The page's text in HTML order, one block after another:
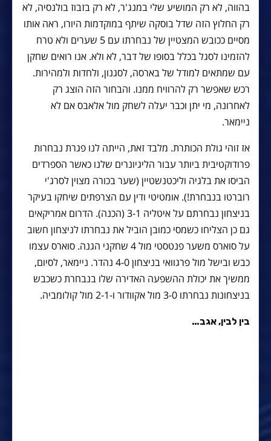
בהווה, לא רק המושיע שלי במנג'ר, לא רק בזבוז בולנסיה, לא
רק החלוץ הזה שדל בוסקה שיתף במוקדמות היורו, ראה אותו
מסיים ככובש המצטיין של נבחרתו עם 5 שערים ולא טרח
להזמינו לסגל בכלל בסופו של דבר, לא ולא. אנו רואים שחקן
עם שמתאים למודל של בארסה, לסגנון, ולחדות ולמהירות.
רכש שאפשר רק להרוויח ממנו. והבחור הזה הוצג רק
לאחרונה, מי יתן וכבר יעלה לשחק מול אלאבס אם לא
ניימאר.
אז זוהי גולת הכותרת. מלבד זאת, הייתה לנו פגרת נבחרות
פרודוקטיבית ביותר עבור הליגיונרים שלנו כאשר הספרדים
הביסו את בלגיה וליכטנשטיין (שער בכורה מצוין לסרג'י
רוברטו בנבחרת!). אומטיטי ודין עם הצרפתים שיחקו בעיקר
בניצחון נבחרתם על איטליה 3-1 (הכנה). הדרום אמריקאים
גם כן הצליחו כשמסי כמובן הוביל את נבחרתו לניצחון חשוב
על סוארס משער פנטסטי מול 4 שחקני הגנה. סוארס עצמו
כבש ובישל מול פרגוואי בניצחון 4-0 נהדר. ניימאר, לסיום,
ממשיך את יכולת ההשפעה האדירה שלו בנבחרת כשכבש
בניצחונות נבחרתו 3-0 מול אקוודור ו-2-1 מול קולומביה.
בין לבין, אגב…